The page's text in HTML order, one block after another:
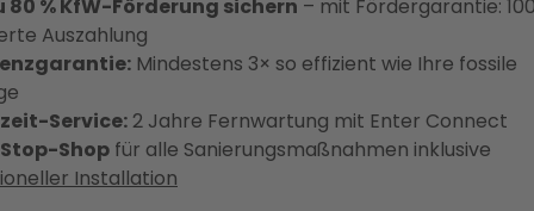
80 % KfW-Förderung sichern – mit Fördergarantie:
Auszahlung
Mindestens 3× so effizient wie Ihre fossile
Service: 2 Jahre Fernwartung mit Enter Connect
Shop für alle Sanierungsmaßnahmen inklusive
Installation